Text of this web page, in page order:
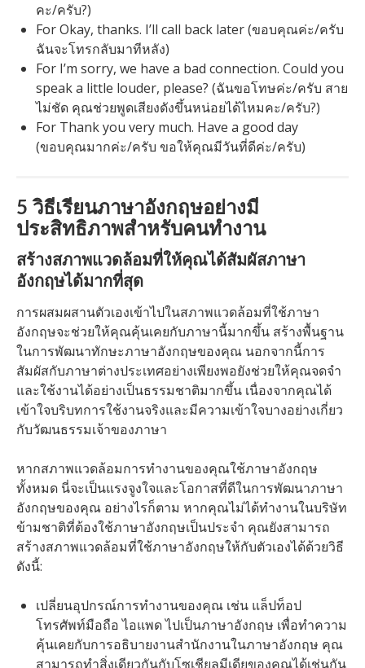
คะ/ครับ?)
For Okay, thanks. I’ll call back later (ขอบคุณค่ะ/ครับ
ฉันจะโทรกลับมาทีหลัง)
For I’m sorry, we have a bad connection. Could you
speak a little louder, please? (ฉันขอโทษค่ะ/ครับ สาย
ไม่ชัด คุณช่วยพูดเสียงดังขึ้นหน่อยได้ไหมคะ/ครับ?)
For Thank you very much. Have a good day
(ขอบคุณมากค่ะ/ครับ ขอให้คุณมีวันที่ดีค่ะ/ครับ)
5 วิธีเรียนภาษาอังกฤษอย่างมี
ประสิทธิภาพสำหรับคนทำงาน
สร้างสภาพแวดล้อมที่ให้คุณได้สัมผัสภาษา
อังกฤษได้มากที่สุด
การผสมผสานตัวเองเข้าไปในสภาพแวดล้อมที่ใช้ภาษา
อังกฤษจะช่วยให้คุณคุ้นเคยกับภาษานี้มากขึ้น สร้างพื้นฐาน
ในการพัฒนาทักษะภาษาอังกฤษของคุณ นอกจากนี้การ
สัมผัสกับภาษาต่างประเทศอย่างเพียงพอยังช่วยให้คุณจดจำ
และใช้งานได้อย่างเป็นธรรมชาติมากขึ้น เนื่องจากคุณได้
เข้าใจบริบทการใช้งานจริงและมีความเข้าใจบางอย่างเกี่ยว
กับวัฒนธรรมเจ้าของภาษา
หากสภาพแวดล้อมการทำงานของคุณใช้ภาษาอังกฤษ
ทั้งหมด นี่จะเป็นแรงจูงใจและโอกาสที่ดีในการพัฒนาภาษา
อังกฤษของคุณ อย่างไรก็ตาม หากคุณไม่ได้ทำงานในบริษัท
ข้ามชาติที่ต้องใช้ภาษาอังกฤษเป็นประจำ คุณยังสามารถ
สร้างสภาพแวดล้อมที่ใช้ภาษาอังกฤษให้กับตัวเองได้ด้วยวิธี
ดังนี้:
เปลี่ยนอุปกรณ์การทำงานของคุณ เช่น แล็ปท็อป
โทรศัพท์มือถือ ไอแพด ไปเป็นภาษาอังกฤษ เพื่อทำความ
คุ้นเคยกับการอธิบายงานสำนักงานในภาษาอังกฤษ คุณ
สามารถทำสิ่งเดียวกันกับโซเชียลมีเดียของคุณได้เช่นกัน